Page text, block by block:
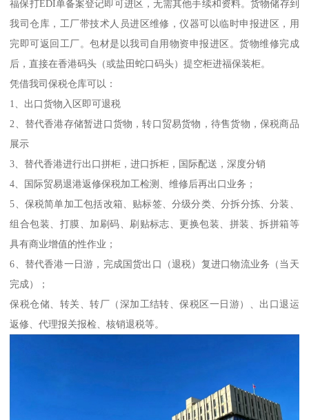
福保打EDI单备案登记即可进区，无需其他手续和资料。货物储存到
我司仓库，工厂带技术人员进区维修，仪器可以临时申报进区，用
完即可返回工厂。包材是以我司自用物资申报进区。货物维修完成
后，直接在香港码头（或盐田蛇口码头）提空柜进福保装柜。
凭借我司保税仓库可以：
1、出口货物入区即可退税
2、替代香港存储暂进口货物，转口贸易货物，待售货物，保税商品
展示
3、替代香港进行出口拼柜，进口拆柜，国际配送，深度分销
4、国际贸易退港返修保税加工检测、维修后再出口业务；
5、保税简单加工包括改箱、贴标签、分级分类、分拆分拣、分装、
组合包装、打膜、加刷码、刷贴标志、更换包装、拼装、拆拼箱等
具有商业增值的性作业；
6、替代香港一日游，完成国货出口（退税）复进口物流业务（当天
完成）；
保税仓储、转关、转厂（深加工结转、保税区一日游）、出口退运
返修、代理报关报检、核销退税等。